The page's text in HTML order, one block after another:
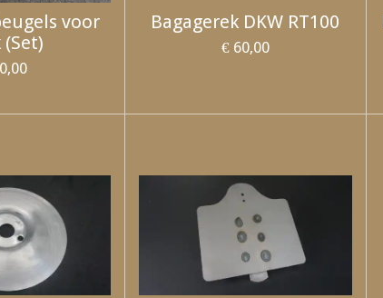
voor
Bagagerek DKW RT100
€ 60,00